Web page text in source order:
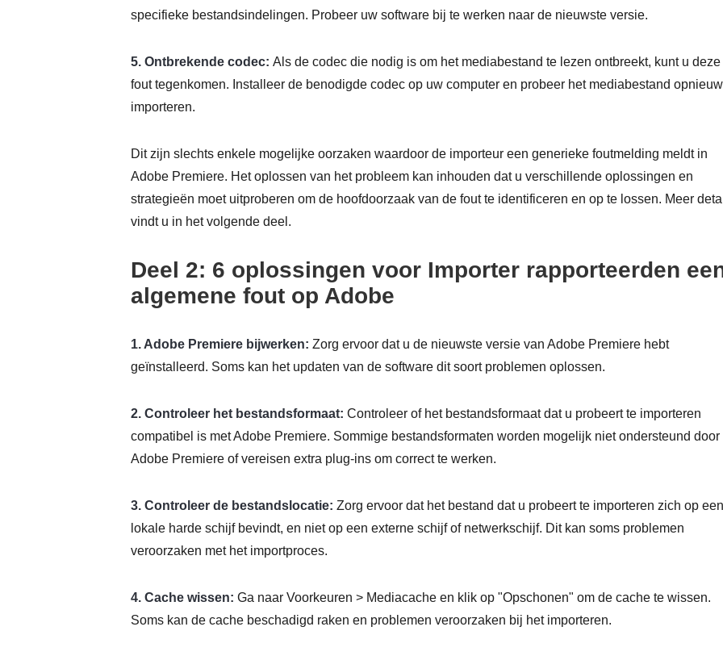
specifieke bestandsindelingen. Probeer uw software bij te werken naar de nieuwste versie.
5. Ontbrekende codec: Als de codec die nodig is om het mediabestand te lezen ontbreekt, kunt u deze
fout tegenkomen. Installeer de benodigde codec op uw computer en probeer het mediabestand
importeren.
Dit zijn slechts enkele mogelijke oorzaken waardoor de importeur een generieke foutmelding meldt in
Adobe Premiere. Het oplossen van het probleem kan inhouden dat u verschillende oplossingen en
strategieën moet uitproberen om de hoofdoorzaak van de fout te identificeren en op te lossen. Meer
vindt u in het volgende deel.
Deel 2: 6 oplossingen voor Importer rapporteerden
algemene fout op Adobe
1. Adobe Premiere bijwerken: Zorg ervoor dat u de nieuwste versie van Adobe Premiere hebt
geïnstalleerd. Soms kan het updaten van de software dit soort problemen oplossen.
2. Controleer het bestandsformaat: Controleer of het bestandsformaat dat u probeert te importeren
compatibel is met Adobe Premiere. Sommige bestandsformaten worden mogelijk niet ondersteund door
Adobe Premiere of vereisen extra plug-ins om correct te werken.
3. Controleer de bestandslocatie: Zorg ervoor dat het bestand dat u probeert te importeren zich op een
lokale harde schijf bevindt, en niet op een externe schijf of netwerkschijf. Dit kan soms problemen
veroorzaken met het importproces.
4. Cache wissen: Ga naar Voorkeuren > Mediacache en klik op "Opschonen" om de cache te wissen.
Soms kan de cache beschadigd raken en problemen veroorzaken bij het importeren.